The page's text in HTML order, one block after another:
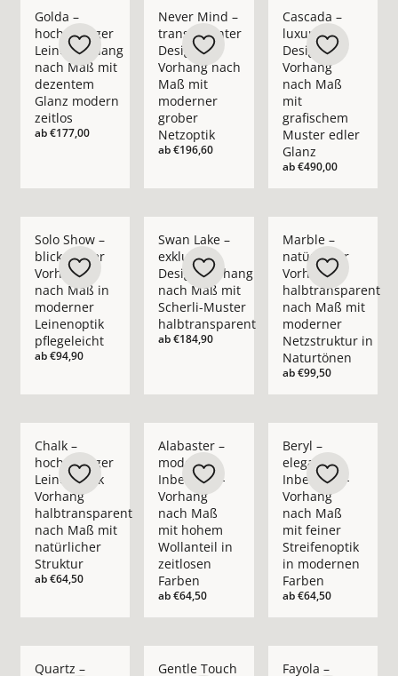
Golda –
hochwertiger
Leinenvorhang
nach Maß mit
dezentem
Glanz modern
zeitlos
ab€177,00
Never Mind –
transparenter
Design-
Vorhang nach
Maß mit
moderner
grober
Netzoptik
ab€196,60
Cascada –
luxuriöser
Design-
Vorhang
nach Maß
mit
grafischem
Muster edler
Glanz
ab€490,00
Solo Show –
blickdichter
Vorhang
nach Maß in
moderner
Leinenoptik
pflegeleicht
ab€94,90
Swan Lake –
exklusiver
Design-Vorhang
nach Maß mit
Scherli-Muster
halbtransparent
ab€184,90
Marble –
natürlicher
Vorhang
halbtransparent
nach Maß mit
moderner
Netzstruktur in
Naturtönen
ab€99,50
Chalk –
hochwertiger
Leinenoptik
Vorhang
halbtransparent
nach Maß mit
natürlicher
Struktur
ab€64,50
Alabaster –
moderner
Inbetween-
Vorhang
nach Maß
mit hohem
Wollanteil in
zeitlosen
Farben
ab€64,50
Beryl –
eleganter
Inbetween-
Vorhang
nach Maß
mit feiner
Streifenoptik
in modernen
Farben
ab€64,50
Quartz – Gentle Touch Fayola –